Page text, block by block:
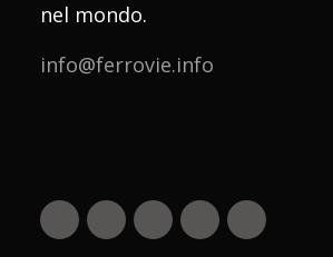
nel mondo.
info@ferrovie.info